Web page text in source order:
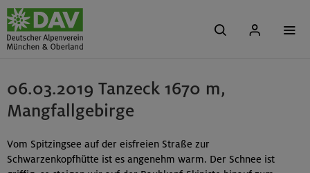
06.03.2019 Tanzeck 1670 m,
Mangfallgebirge
Vom Spitzingsee auf der eisfreien Straße zur
Schwarzenkopfhütte ist es angenehm warm. Der Schnee ist